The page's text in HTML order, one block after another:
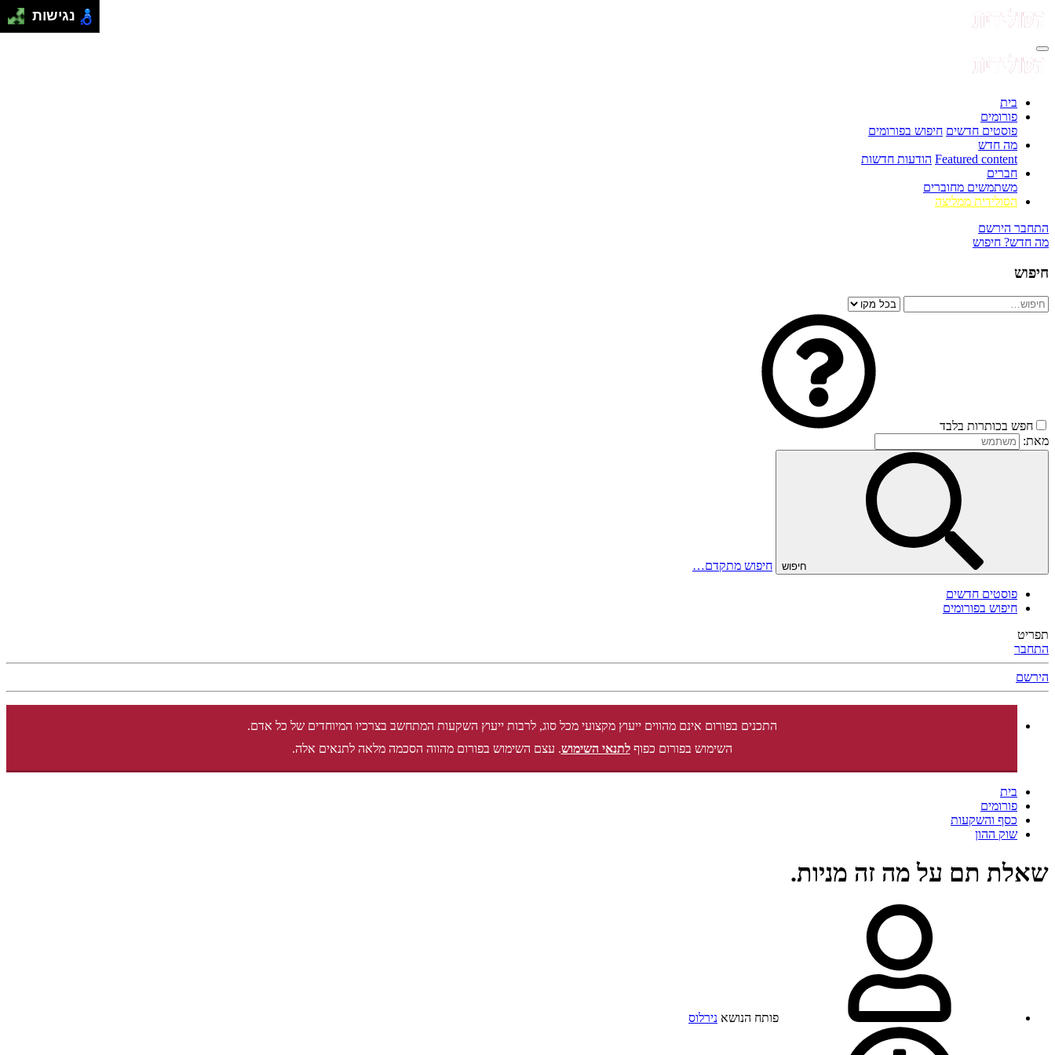
בית
פורומים
פוסטים חדשים חיפוש בפורומים
מה חדש
Featured content הודעות חדשות
חברים
משתמשים מחוברים
הסולידית ממליצה
התחבר הירשם
מה חדש? חיפוש
חיפוש
חפש בכותרות בלבד
מאת:
חיפוש חיפוש מתקדם…
פוסטים חדשים
חיפוש בפורומים
תפריט
התחבר
הירשם
התכנים בפורום אינם מהווים ייעוץ מקצועי מכל סוג, לרבות ייעוץ השקעות המתחשב בצרכיו המיוחדים של כל אדם.
השימוש בפורום כפוףלתנאי השימוש. עצם השימוש בפורום מהווה הסכמה מלאה לתנאים אלה.
בית
פורומים
כסף והשקעות
שוק ההון
שאלת תם על מה זה מניות.
פותח הנושא נירלוס
נגישות